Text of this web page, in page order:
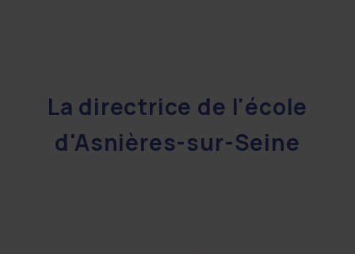
La directrice de l'école
d'Asnières-sur-Seine